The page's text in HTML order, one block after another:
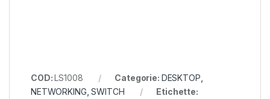
COD:LS1008 Categorie: DESKTOP
NETWORKING ,SWITCH
Etichette: